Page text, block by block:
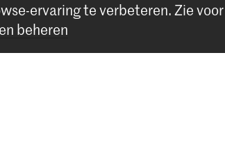
ervaring te verbeteren.Zie
beheren